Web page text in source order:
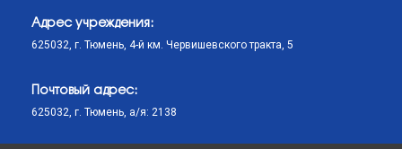
Адрес учреждения:
625032, г. Тюмень, 4-й км. Червишевского тракта, 5
Почтовый адрес:
625032, г. Тюмень, а/я: 2138